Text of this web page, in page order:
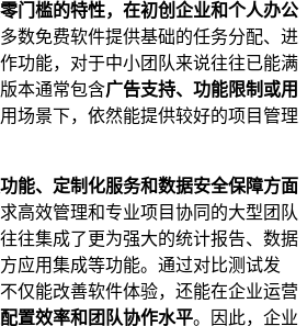
门槛的特性，在初创企业和个人办公
数免费软件提供基础的任务分配、进
功能，对于中小团队来说往往已能满
本通常包含广告支持、功能限制或用
场景下，依然能提供较好的项目管理
能、定制化服务和数据安全保障方面
高效管理和专业项目协同的大型团队
往集成了更为强大的统计报告、数据
应用集成等功能。通过对比测试发
仅能改善软件体验，还能在企业运营
置效率和团队协作水平。因此，企业